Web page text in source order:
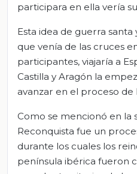
participara en ella vería
Esta idea de guerra
que venía de las cruces
participantes, viajaría a
Castilla y Aragón la
avanzar en el proceso de
Como se mencionó en la
Reconquista fue un
durante los cuales los
península ibérica fueron